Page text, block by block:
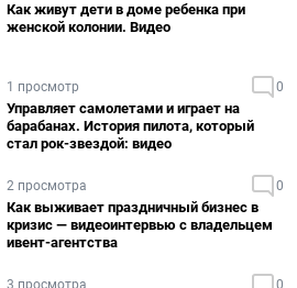
Как живут дети в доме ребенка при
женской колонии. Видео
1 просмотр 0
Управляет самолетами и играет на
барабанах. История пилота, который
стал рок-звездой: видео
2 просмотра 0
Как выживает праздничный бизнес в
кризис — видеоинтервью с владельцем
ивент-агентства
3 просмотра 0